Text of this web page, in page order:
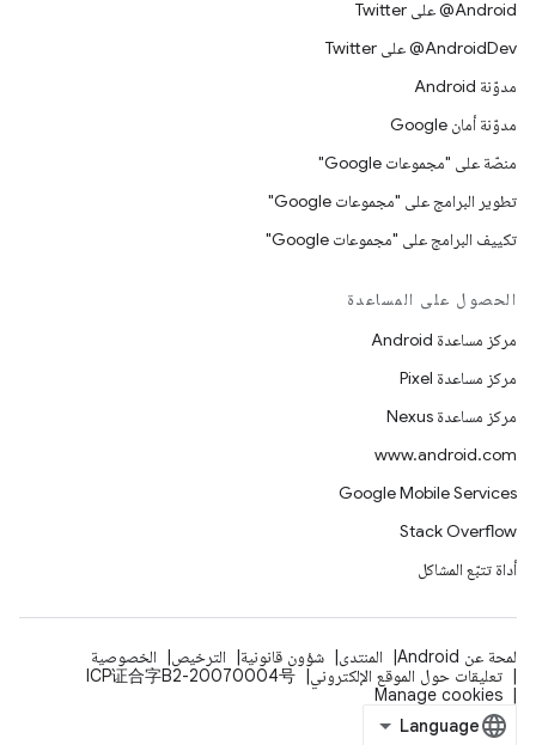
‎@Android على Twitter
‎@AndroidDev على Twitter
مدوّنة Android
مدوّنة أمان Google
منصّة على "مجموعات Google"
تطوير البرامج على "مجموعات Google"
تكييف البرامج على "مجموعات Google"
الحصول على المساعدة
مركز مساعدة Android
مركز مساعدة Pixel
مركز مساعدة Nexus
www.android.com
Google Mobile Services
Stack Overflow
أداة تتبّع المشاكل
لمحة عن Android المنتدى شؤون قانونية الترخيص
الخصوصية
تعليقات حول الموقع الإلكتروني
ICP证合字B2-20070004号
Manage cookies